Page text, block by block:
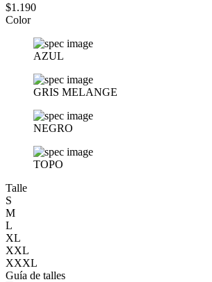
$1.190
Color
AZUL
GRIS MELANGE
NEGRO
TOPO
Talle
S
M
L
XL
XXL
XXXL
Guía de talles